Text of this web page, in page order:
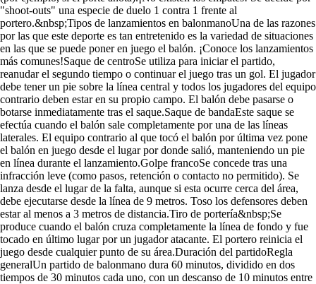
"shoot-outs" una especie de duelo 1 contra 1 frente al
portero.&nbsp;Tipos de lanzamientos en balonmanoUna de las razones
por las que este deporte es tan entretenido es la variedad de situaciones
en las que se puede poner en juego el balón. ¡Conoce los lanzamientos
más comunes!Saque de centroSe utiliza para iniciar el partido,
reanudar el segundo tiempo o continuar el juego tras un gol. El jugador
debe tener un pie sobre la línea central y todos los jugadores del equipo
contrario deben estar en su propio campo. El balón debe pasarse o
botarse inmediatamente tras el saque.Saque de bandaEste saque se
efectúa cuando el balón sale completamente por una de las líneas
laterales. El equipo contrario al que tocó el balón por última vez pone
el balón en juego desde el lugar por donde salió, manteniendo un pie
en línea durante el lanzamiento.Golpe francoSe concede tras una
infracción leve (como pasos, retención o contacto no permitido). Se
lanza desde el lugar de la falta, aunque si esta ocurre cerca del área,
debe ejecutarse desde la línea de 9 metros. Toso los defensores deben
estar al menos a 3 metros de distancia.Tiro de portería&nbsp;Se
produce cuando el balón cruza completamente la línea de fondo y fue
tocado en último lugar por un jugador atacante. El portero reinicia el
juego desde cualquier punto de su área.Duración del partidoRegla
generalUn partido de balonmano dura 60 minutos, dividido en dos
tiempos de 30 minutos cada uno, con un descanso de 10 minutos entre